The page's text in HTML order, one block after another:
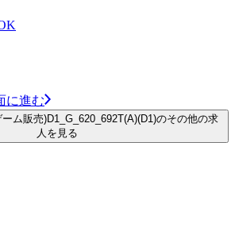
に進む
ム販売)D1_G_620_692T(A)(D1)のその他の求
人を見る